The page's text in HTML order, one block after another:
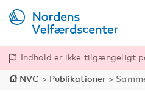
Indhold er ikke tilgængeligt
NVC > Publikationer >